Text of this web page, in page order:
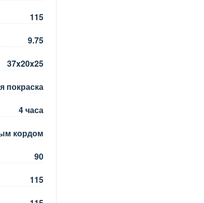
115
9.75
37x20x25
покраска
4 часа
кордом
90
115